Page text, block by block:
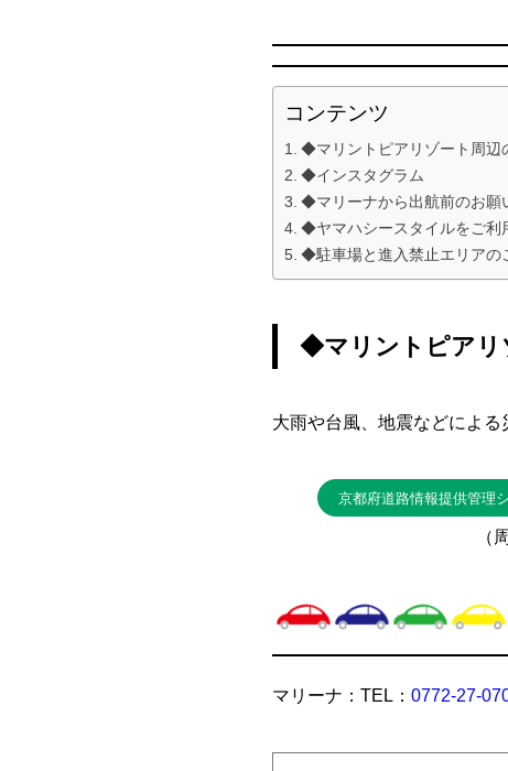
コンテンツ
◆マリントピアリゾート周辺
◆インスタグラム
◆マリーナから出航前のお願
◆ヤマハシースタイルをご利
◆駐車場と進入禁止エリアの
◆マリントピアリ
大雨や台風、地震などによる
京都府道路情報提供管理
（
マリーナ：TEL： 0772-27-